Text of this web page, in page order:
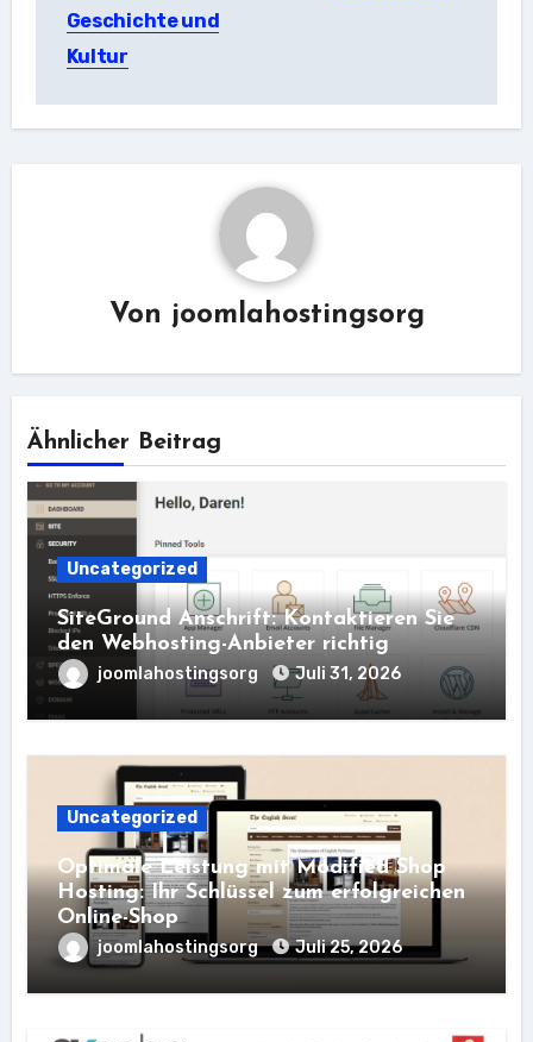
Geschichte und
Kultur
Von joomlahostingsorg
Ähnlicher Beitrag
Uncategorized
SiteGround Anschrift: Kontaktieren Sie
den Webhosting-Anbieter richtig
joomlahostingsorg Juli 31, 2026
Uncategorized
Optimale Leistung mit Modified Shop
Hosting: Ihr Schlüssel zum erfolgreichen
Online-Shop
joomlahostingsorg Juli 25, 2026